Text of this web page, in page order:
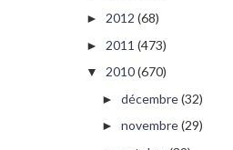
► 2012 (68)
► 2011 (473)
▼ 2010(670)
► décembre(32)
► novembre(29)